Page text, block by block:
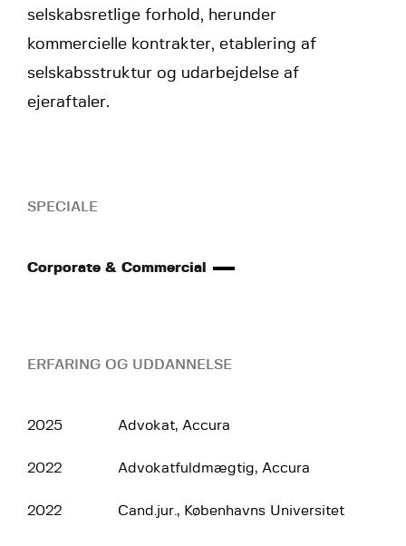
selskabsretlige forhold, herunder
kommercielle kontrakter, etablering af
selskabsstruktur og udarbejdelse af
ejeraftaler.
SPECIALE
Corporate & Commercial
ERFARING OG UDDANNELSE
2025 Advokat, Accura
2022 Advokatfuldmægtig, Accura
2022 Cand.jur., Københavns Universitet